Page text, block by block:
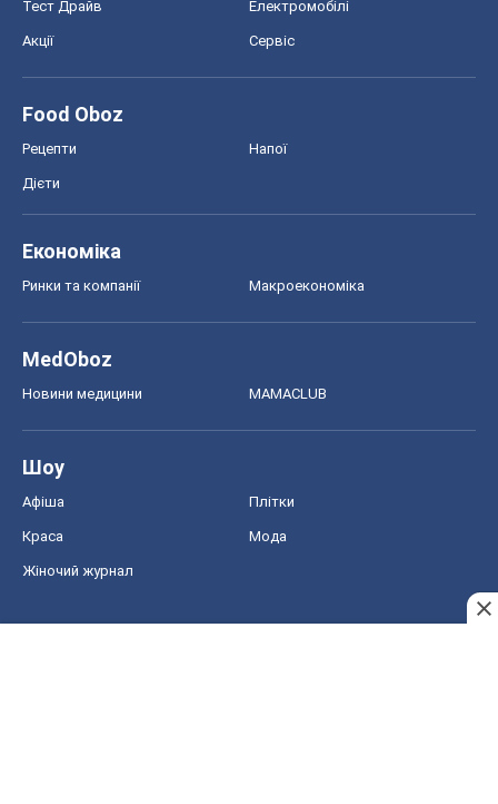
Тест Драйв Електромобілі
Акції Сервіс
Food Oboz
Рецепти Напої
Дієти
Економіка
Ринки та компанії Макроекономіка
MedOboz
Новини медицини MAMACLUB
Шоу
Афіша Плітки
Краса Мода
Жіночий журнал